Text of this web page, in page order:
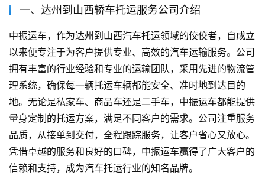
一、达州到山西轿车托运服务公司介绍
中振运车，作为达州到山西汽车托运领域的佼佼者，自成立
以来便专注于为客户提供专业、高效的汽车运输服务。公司
拥有丰富的行业经验和专业的运输团队，采用先进的物流管
理系统，确保每一辆托运车辆都能安全、准时地到达目的
地。无论是私家车、商品车还是二手车，中振运车都能提供
量身定制的托运方案，满足不同客户的需求。公司注重服务
品质，从接单到交付，全程跟踪服务，让客户省心又放心。
凭借卓越的服务和良好的口碑，中振运车赢得了广大客户的
信赖和支持，成为汽车托运行业的知名品牌。